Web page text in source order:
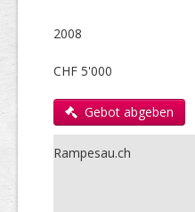
2008
CHF 5'000
Gebot abgeben
Rampesau.ch